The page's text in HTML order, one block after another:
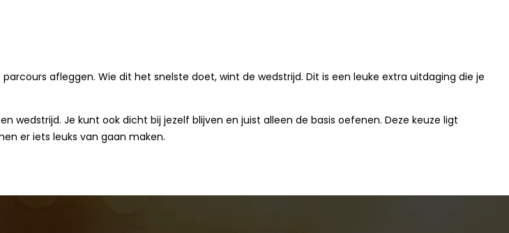
afleggen. Wie dit het snelste doet, wint de wedstrijd. Dit is een leuke extra uitdaging die je
Je kunt ook dicht bij jezelf blijven en juist alleen de basis oefenen. Deze keuze ligt
er iets leuks van gaan maken.